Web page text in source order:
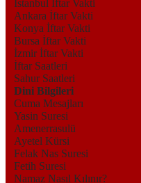
İstanbul İftar Vakti
Ankara İftar Vakti
Konya İftar Vakti
Bursa İftar Vakti
İzmir İftar Vakti
İftar Saatleri
Sahur Saatleri
Dini Bilgileri
Cuma Mesajları
Yasin Suresi
Amenerrasulü
Ayetel Kürsi
Felak Nas Suresi
Fetih Suresi
Namaz Nasıl Kılınır?